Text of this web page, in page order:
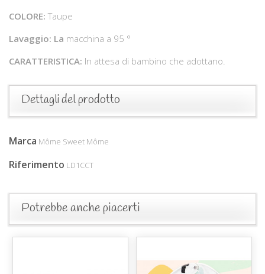
COLORE: Taupe
Lavaggio: La macchina a 95 °
CARATTERISTICA: In attesa di bambino che adottano.
Dettagli del prodotto
Marca Môme Sweet Môme
Riferimento LD1CCT
Potrebbe anche piacerti